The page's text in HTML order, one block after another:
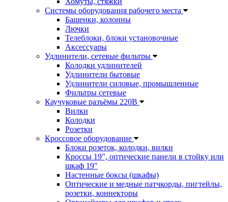
Системы оборудования рабочего места
Башенки, колонны
Лючки
Телеблоки, блоки установочные
Аксессуары
Удлинители, сетевые фильтры
Колодки удлинителей
Удлинители бытовые
Удлинители силовые, промышленные
Фильтры сетевые
Каучуковые разъёмы 220В
Вилки
Колодки
Розетки
Кроссовое оборудование
Блоки розеток, колодки, вилки
Кроссы 19", оптические панели в стойку или
шкаф 19"
Настенные боксы (шкафы)
Оптические и медные патчкорды, пигтейлы,
розетки, коннекторы